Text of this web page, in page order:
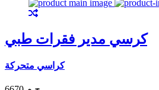
كرسي مدير فقرات طبي
كراسي متحركة